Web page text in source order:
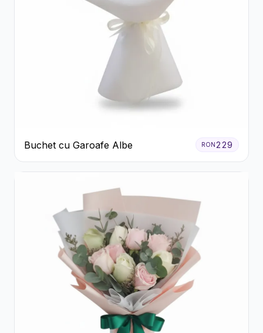
Buchet cu Garoafe Albe RON229